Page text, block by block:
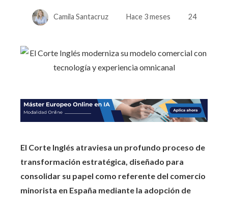
Camila Santacruz Hace 3 meses 24
El Corte Inglés atraviesa un profundo proceso de
transformación estratégica, diseñado para
consolidar su papel como referente del comercio
minorista en España mediante la adopción de